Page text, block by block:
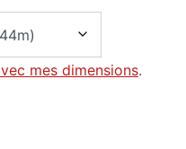
mes dimensions.